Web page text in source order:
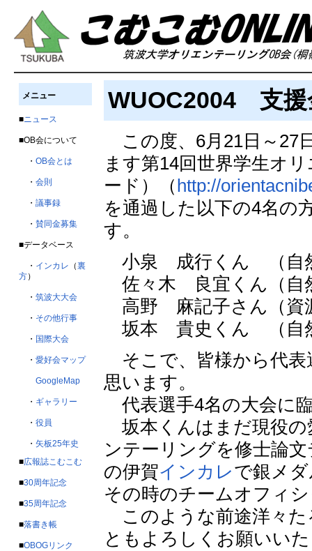
メニュー
■ニュース
■OB会について
・ OB会とは
・ 会則
・ 議事録
・ 賛同金募集
■データベース
・ インカレ （裏
方）
・ 筑波大大会
・ その他行事
・ 国際大会
・ 愛好会マップ
GoogleMap
・ ギャラリー
・ 役員
・ 矢板25年史
■広報誌こむこむ
■30周年記念
■35周年記念
■落書き帳
■OBOGリンク
WUOC2004 支
この度、6月21日～27
ます第14回世界学生オ
ード）（http://
を通過した以下の4名の
す。
小泉 成行くん （自
佐々木 良宜くん（自
高野 麻記子さん（資
坂本 貴史くん （自
そこで、皆様から代表
思います。
代表選手4名の大会に
坂本くんはまだ現役の
ンテーリングを修士論
の伊賀インカレで銀メ
その時のチームオフィ
このような前途洋々た
ともよろしくお願いい